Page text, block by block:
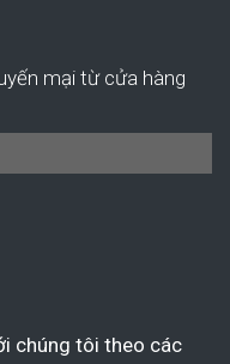
mại từ cửa hàng
chúng tôi theo các